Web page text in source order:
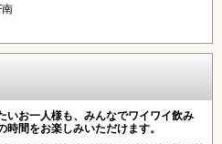
南
いお一人様も、みんなでワイワイ飲み
間をお楽しみいただけます。